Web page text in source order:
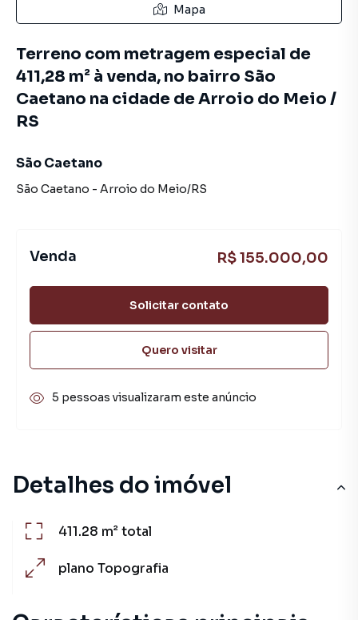
Detalhes do imóvel
411.28 m²total
plano Topografia
Mapa
Terreno com metragem especial de
411,28 m² à venda, no bairro São
Caetano na cidade de Arroio do Meio /
RS
São Caetano
São Caetano - Arroio do Meio/RS
Venda R$ 155.000,00
Solicitar contato
Quero visitar
5 pessoas visualizaram este anúncio